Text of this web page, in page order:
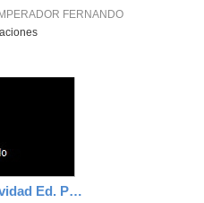
FERNANDO
Vídeo festival de navidad Ed. Primaria 3ºA